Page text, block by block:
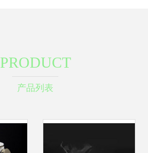
PRODUCT
产品列表